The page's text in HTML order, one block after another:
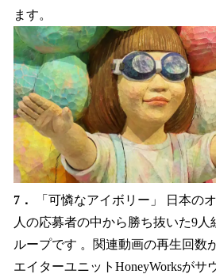
ます。
7．
「可憐なアイボリー」 日本の
人の応募者の中から勝ち抜いた9
ループです 。関連動画の再生回数
エイターユニットHoneyWorksがサ